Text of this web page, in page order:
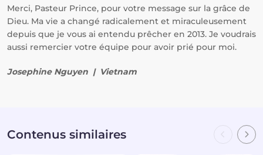
Merci, Pasteur Prince, pour votre message sur la grâce de
Dieu. Ma vie a changé radicalement et miraculeusement
depuis que je vous ai entendu prêcher en 2013. Je voudrais
aussi remercier votre équipe pour avoir prié pour moi.
Josephine Nguyen | Vietnam
Contenus similaires